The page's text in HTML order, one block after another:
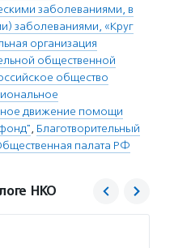
заболеваниями, в
заболеваниями, «Круг
организация
общественной
общество
движение помощи
, Благотворительный
палата РФ
НКО